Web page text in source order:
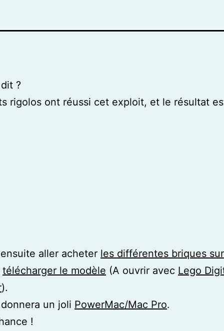
?
rigolos ont réussi cet exploit, et le résultat
aller acheter les différentes briques sur
télécharger le modèle (A ouvrir avec Lego
).
un joli PowerMac/Mac Pro.
!